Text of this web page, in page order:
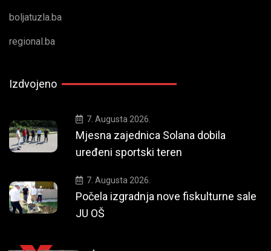
boljatuzla.ba
regional.ba
Izdvojeno
7. Augusta 2026.
Mjesna zajednica Solana dobila
uređeni sportski teren
7. Augusta 2026.
Počela izgradnja nove fiskulturne sale
JU OŠ